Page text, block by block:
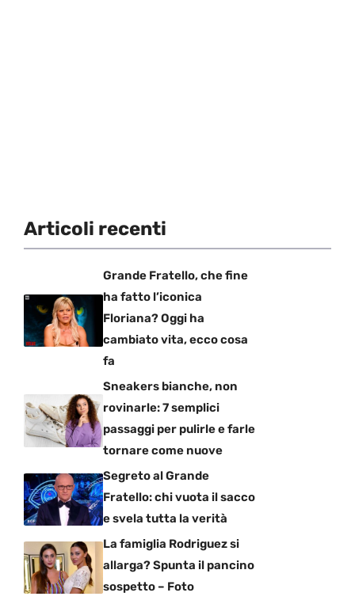
Articoli recenti
Grande Fratello, che fine
ha fatto l’iconica
Floriana? Oggi ha
cambiato vita, ecco cosa
fa
Sneakers bianche, non
rovinarle: 7 semplici
passaggi per pulirle e farle
tornare come nuove
Segreto al Grande
Fratello: chi vuota il sacco
e svela tutta la verità
La famiglia Rodriguez si
allarga? Spunta il pancino
sospetto – Foto